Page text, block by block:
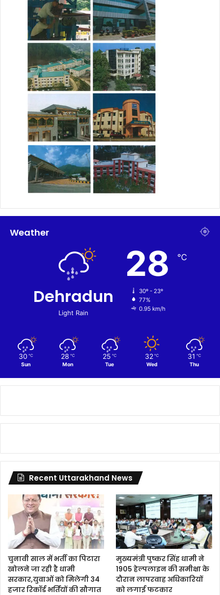
Weather
Dehradun
Light Rain
28 ℃
30º - 23º
77%
0.95 km/h
30 ℃
Sun
28 ℃
Mon
25 ℃
Tue
32 ℃
Wed
31 ℃
Thu
Recent Uttarakhand News
चुनावी साल में भर्ती का पिटारा
खोलने जा रही है धामी
सरकार,युवाओं को मिलेगी 34
हजार रिकॉर्ड भर्तियों की सौगात
मुख्यमंत्री पुष्कर सिंह धामी ने
1905 हेल्पलाइन की समीक्षा के
दौरान लापरवाह अधिकारियों
को लगाई फटकार